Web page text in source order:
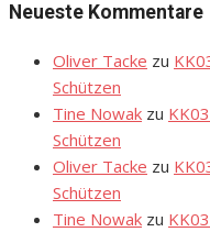
Neueste Kommentare
Oliver Tacke zu
Schützen
Tine Nowak zu
Schützen
Oliver Tacke zu
Schützen
Tine Nowak zu